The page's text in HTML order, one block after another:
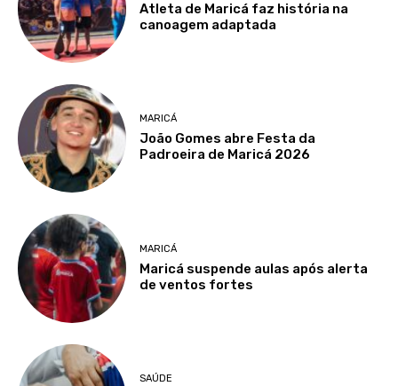
Atleta de Maricá faz história na
canoagem adaptada
MARICÁ
João Gomes abre Festa da
Padroeira de Maricá 2026
MARICÁ
Maricá suspende aulas após alerta
de ventos fortes
SAÚDE